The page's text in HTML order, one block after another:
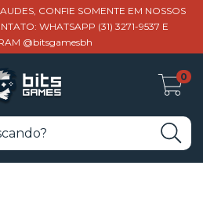
CONFIE SOMENTE EM NOSSOS
WHATSAPP (31) 3271-9537 E
@bitsgamesbh
0